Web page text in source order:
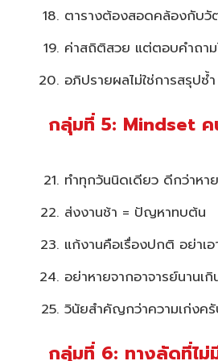
ตารางต้องสอดคล้องกับวั
ค่าสถิติสวย แต่ตอบคำถาม
อภิปรายผลไม่ใช่การสรุปซ้
กลุ่มที่ 5: Mindset
ทำทุกวันนิดเดียว ดีกว่าหา
ส่งงานช้า = ปัญหาทบต้น
แก้งานคือเรื่องปกติ อย่าเ
อย่าหายจากอาจารย์นานเกิ
วินัยสำคัญกว่าความเก่งค
กลุ่มที่ 6: ทางลัดที่ไม่